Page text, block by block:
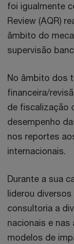
foi igualmente
Review (AQR)
âmbito do
supervisão
No âmbito dos
financeira/
de fiscalização
desempenho
nos reportes
internacionais.
Durante a sua
liderou
consultoria a
nacionais e
modelos de